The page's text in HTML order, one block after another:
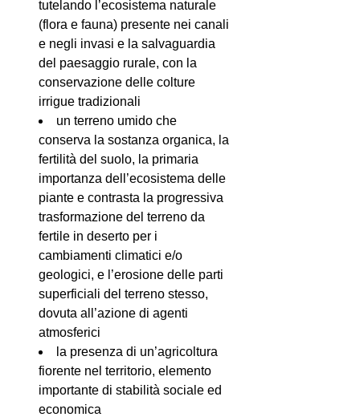
tutelando l’ecosistema naturale
(flora e fauna) presente nei canali
e negli invasi e la salvaguardia
del paesaggio rurale, con la
conservazione delle colture
irrigue tradizionali
un terreno umido che
conserva la sostanza organica, la
fertilità del suolo, la primaria
importanza dell’ecosistema delle
piante e contrasta la progressiva
trasformazione del terreno da
fertile in deserto per i
cambiamenti climatici e/o
geologici, e l’erosione delle parti
superficiali del terreno stesso,
dovuta all’azione di agenti
atmosferici
la presenza di un’agricoltura
fiorente nel territorio, elemento
importante di stabilità sociale ed
economica